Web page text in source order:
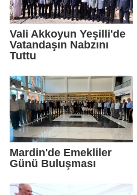
Vali Akkoyun Yeşilli'de
Vatandaşın Nabzını
Tuttu
Mardin'de Emekliler
Günü Buluşması